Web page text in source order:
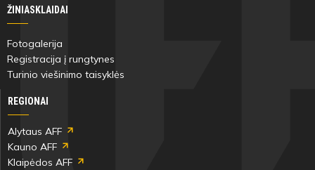
ŽINIASKLAIDAI
Fotogalerija
Registracija į rungtynes
Turinio viešinimo taisyklės
REGIONAI
Alytaus AFF
Kauno AFF
Klaipėdos AFF